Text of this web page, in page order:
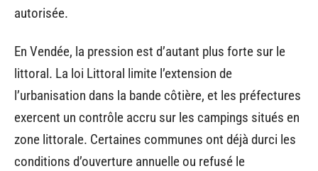
autorisée.
En Vendée, la pression est d’autant plus forte sur le
littoral. La loi Littoral limite l’extension de
l’urbanisation dans la bande côtière, et les préfectures
exercent un contrôle accru sur les campings situés en
zone littorale. Certaines communes ont déjà durci les
conditions d’ouverture annuelle ou refusé le